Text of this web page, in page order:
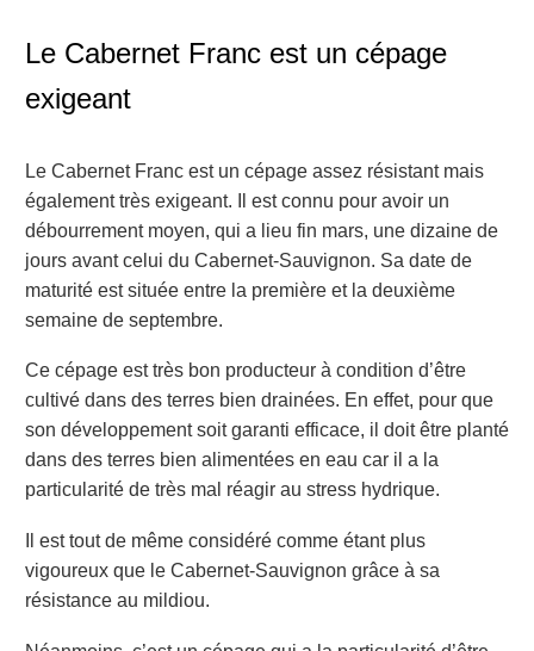
Le Cabernet Franc est un cépage
exigeant
Le Cabernet Franc est un cépage assez résistant mais
également très exigeant. Il est connu pour avoir un
débourrement moyen, qui a lieu fin mars, une dizaine de
jours avant celui du Cabernet-Sauvignon. Sa date de
maturité est située entre la première et la deuxième
semaine de septembre.
Ce cépage est très bon producteur à condition d’être
cultivé dans des terres bien drainées. En effet, pour que
son développement soit garanti efficace, il doit être planté
dans des terres bien alimentées en eau car il a la
particularité de très mal réagir au stress hydrique.
Il est tout de même considéré comme étant plus
vigoureux que le Cabernet-Sauvignon grâce à sa
résistance au mildiou.